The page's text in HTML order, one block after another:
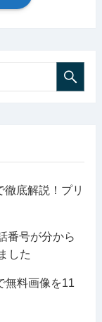
底解説！プリ
番号が分から
した
無料画像を11